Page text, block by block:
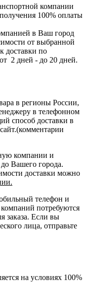
компании
100% оплаты
в Ваш город
от выбранной
доставки по
2 дней - до 20 дней.
в регионы России,
в телефонном
способ доставки в
компании и
до Вашего города.
доставки можно
телефон и
потребуются
заказа. Если вы
лица, отправьте
на условиях 100%